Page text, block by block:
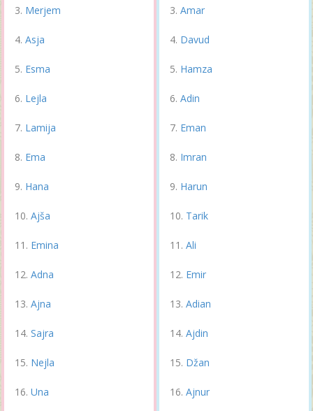
Merjem
Asja
Esma
Lejla
Lamija
Ema
Hana
Ajša
Emina
Adna
Ajna
Sajra
Nejla
Una
Amar
Davud
Hamza
Adin
Eman
Imran
Harun
Tarik
Ali
Emir
Adian
Ajdin
Džan
Ajnur